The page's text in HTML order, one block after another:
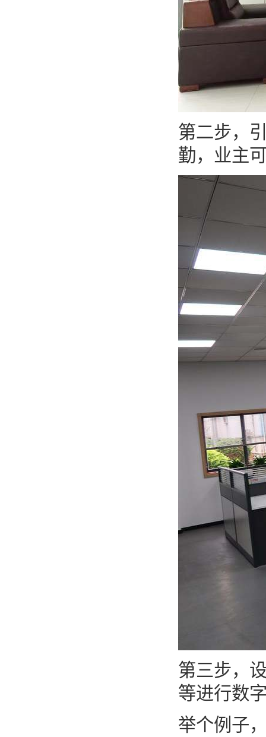
第二步，
勤，业主
第三步，
等进行数
举个例子